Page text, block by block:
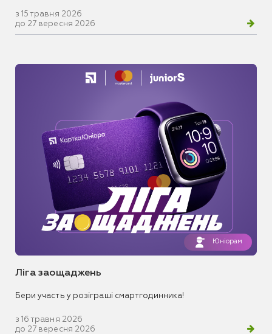
з 15 травня 2026
до 27 вересня 2026
Юніорам
Ліга заощаджень
Бери участь у розіграші смартгодинника!
з 16 травня 2026
до 27 вересня 2026